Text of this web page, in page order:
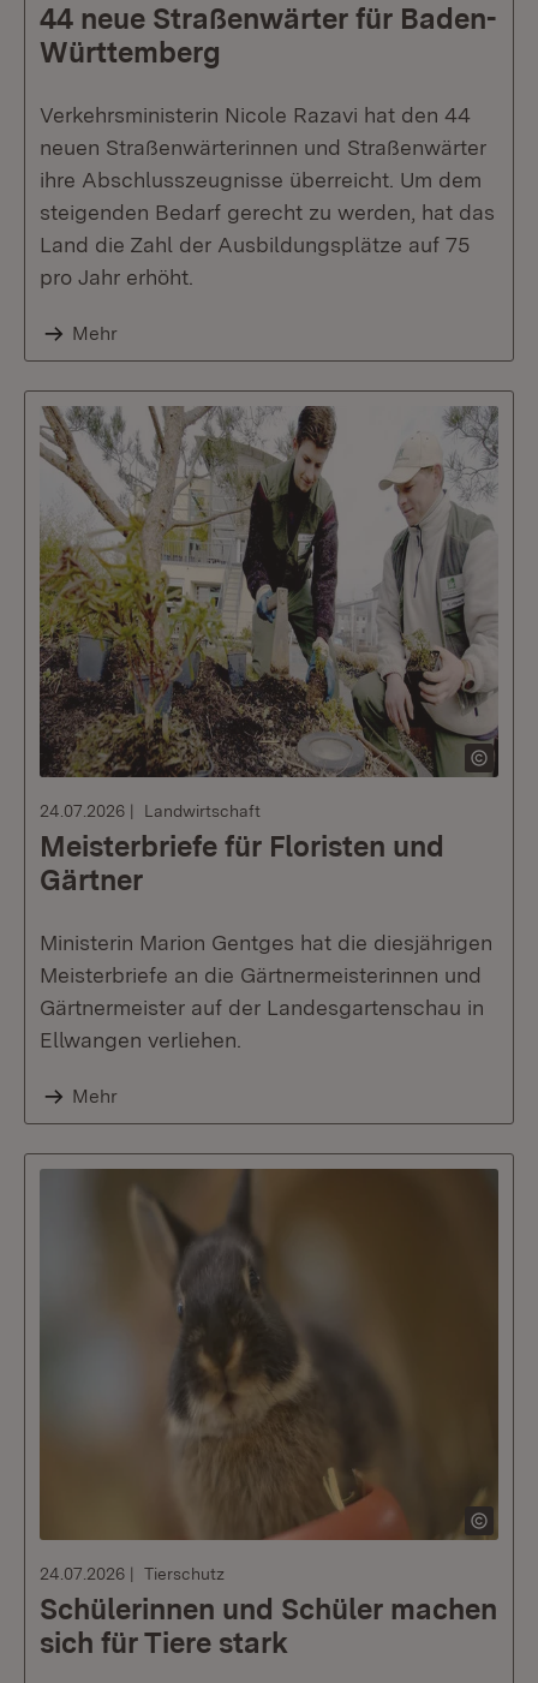
44 neue Straßenwärter für Baden-
Württemberg
Verkehrsministerin Nicole Razavi hat den 44
neuen Straßenwärterinnen und Straßenwärter
ihre Abschlusszeugnisse überreicht. Um dem
steigenden Bedarf gerecht zu werden, hat das
Land die Zahl der Ausbildungsplätze auf 75
pro Jahr erhöht.
Mehr
24.07.2026 Landwirtschaft
Meisterbriefe für Floristen und
Gärtner
Ministerin Marion Gentges hat die diesjährigen
Meisterbriefe an die Gärtnermeisterinnen und
Gärtnermeister auf der Landesgartenschau in
Ellwangen verliehen.
Mehr
24.07.2026 Tierschutz
Schülerinnen und Schüler machen
sich für Tiere stark